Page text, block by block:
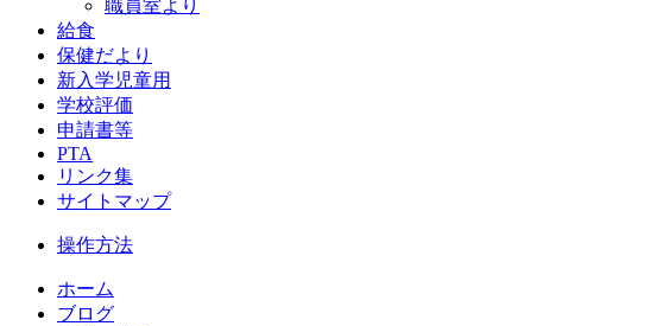
職員室より
給食
保健だより
新入学児童用
学校評価
申請書等
PTA
リンク集
サイトマップ
操作方法
ホーム
ブログ